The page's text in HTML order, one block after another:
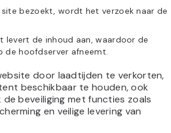
site bezoekt, wordt het verzoek naar de
levert de inhoud aan, waardoor de
de hoofdserver afneemt.
door laadtijden te verkorten,
beschikbaar te houden, ook
beveiliging met functies zoals
en veilige levering van